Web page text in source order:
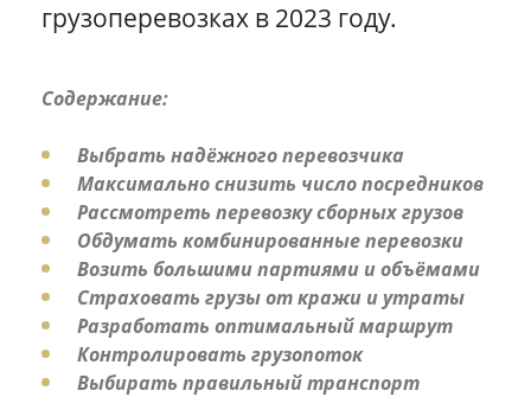
грузоперевозках в 2023 году.
Содержание:
Выбрать надёжного перевозчика
Максимально снизить число посредников
Рассмотреть перевозку сборных грузов
Обдумать комбинированные перевозки
Возить большими партиями и объёмами
Страховать грузы от кражи и утраты
Разработать оптимальный маршрут
Контролировать грузопоток
Выбирать правильный транспорт